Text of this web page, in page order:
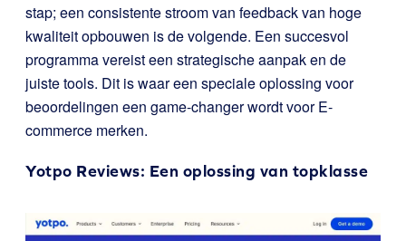
stap; een consistente stroom van feedback van hoge
kwaliteit opbouwen is de volgende. Een succesvol
programma vereist een strategische aanpak en de
juiste tools. Dit is waar een speciale oplossing voor
beoordelingen een game-changer wordt voor E-
commerce merken.
Yotpo Reviews: Een oplossing van topklasse